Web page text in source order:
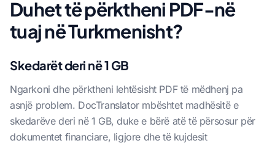
Duhet të përktheni PDF-në
tuaj në Turkmenisht?
Skedarët deri në 1 GB
Ngarkoni dhe përktheni lehtësisht PDF të mëdhenj pa
asnjë problem. DocTranslator mbështet madhësitë e
skedarëve deri në 1 GB, duke e bërë atë të përsosur për
dokumentet financiare, ligjore dhe të kujdesit